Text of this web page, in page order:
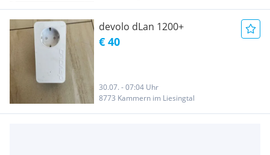
devolo dLan 1200+
€ 40
30.07. - 07:04 Uhr
8773 Kammern im Liesingtal